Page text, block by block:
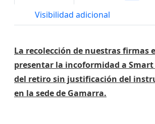
Visibilidad adicional
La recolección de nuestras firmas
presentar la incoformidad a Smart
del retiro sin justificación del
en la sede de Gamarra.